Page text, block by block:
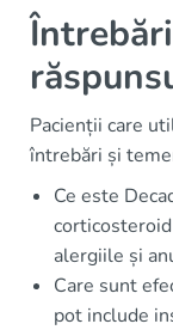
Pacienții care
întrebări și
Ce este
alergiile și
Care sunt
pot include